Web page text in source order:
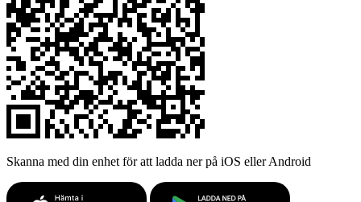
Skanna med din enhet för att ladda ner på iOS eller Android